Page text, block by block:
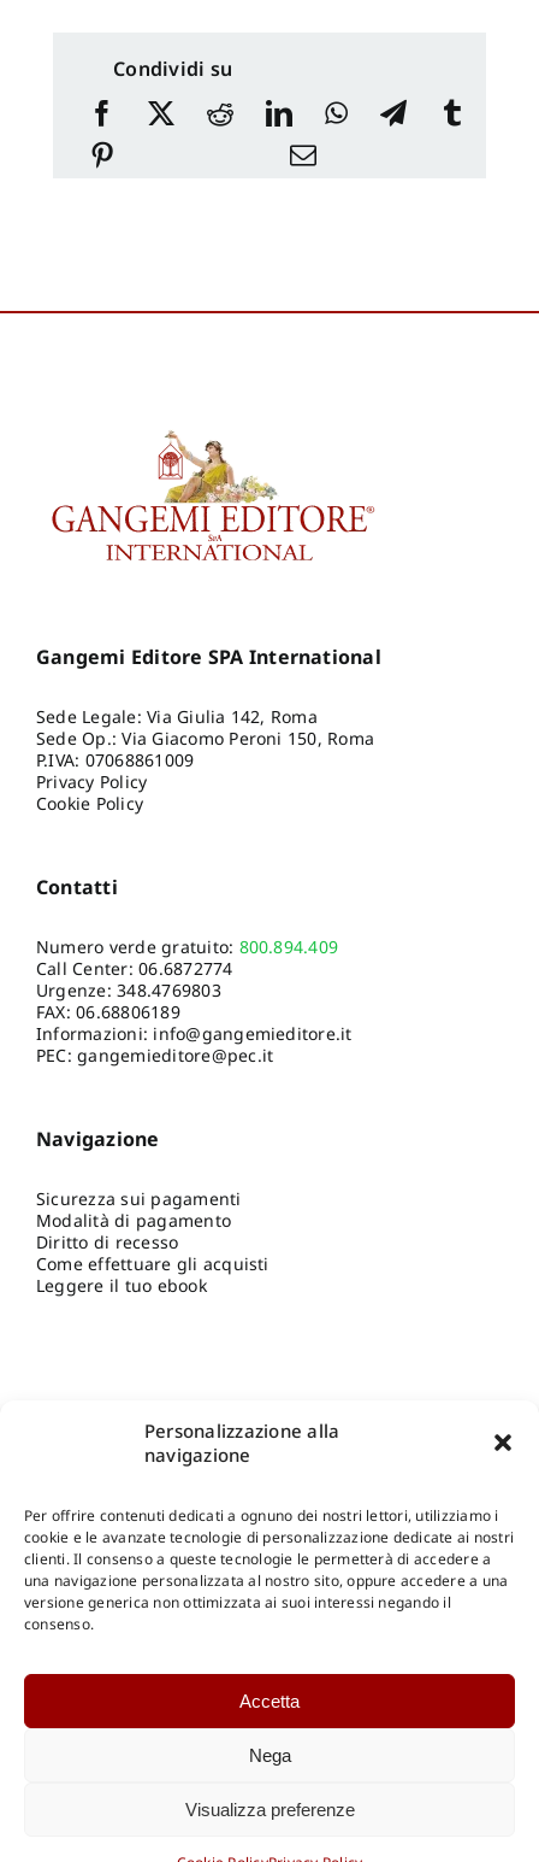
Personalizzazione alla
navigazione
Per offrire contenuti dedicati a ognuno dei nostri lettori, utilizziamo i
cookie e le avanzate tecnologie di personalizzazione dedicate ai nostri
clienti. Il consenso a queste tecnologie le permetterà di accedere a
una navigazione personalizzata al nostro sito, oppure accedere a una
versione generica non ottimizzata ai suoi interessi negando il
consenso.
Accetta
Nega
Visualizza preferenze
Condividi su
Gangemi Editore SPA International
Sede Legale: Via Giulia 142, Roma
Sede Op.: Via Giacomo Peroni 150, Roma
P.IVA: 07068861009
Privacy Policy
Cookie Policy
Contatti
Numero verde gratuito: 800.894.409
Call Center:06.6872774
Urgenze:348.4769803
FAX: 06.68806189
Informazioni: info@gangemieditore.it
PEC: gangemieditore@pec.it
Navigazione
Sicurezza sui pagamenti
Modalità di pagamento
Diritto di recesso
Come effettuare gli acquisti
Leggere il tuo ebook
Shop Gangemi Editore-Pagamenti Sicuri e anche Rateali
Catalogo Internazionale
DOWNLOAD
Catalogo Internazionale